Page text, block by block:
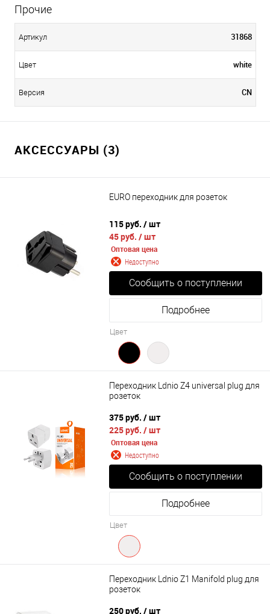
Прочие
Артикул 31868
Цвет white
Версия CN
АКСЕССУАРЫ (3)
EURO переходник для розеток
115 руб. / шт
45 руб. / шт
Оптовая цена
Недоступно
Сообщить о поступлении
Подробнее
Цвет
Переходник Ldnio Z4 universal plug для
розеток
375 руб. / шт
225 руб. / шт
Оптовая цена
Недоступно
Сообщить о поступлении
Подробнее
Цвет
Переходник Ldnio Z1 Manifold plug для
розеток
250 руб. / шт